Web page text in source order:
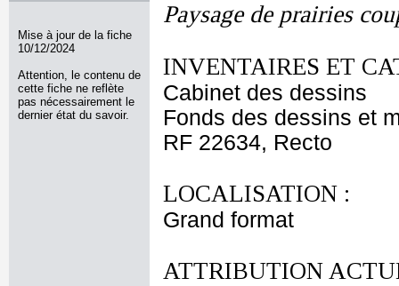
Mise à jour de la fiche
10/12/2024
Attention, le contenu de
cette fiche ne reflète
pas nécessairement le
dernier état du savoir.
Paysage de prairies
INVENTAIRES ET
Cabinet des dessins
Fonds des dessins et
RF 22634, Recto
LOCALISATION :
Grand format
ATTRIBUTION